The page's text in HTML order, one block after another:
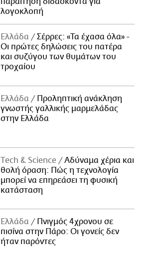
λογοκλοπή
Ελλάδα
Σέρρες: «Τα έχασα όλα» -
Οι πρώτες δηλώσεις του πατέρα
και συζύγου των θυμάτων του
τροχαίου
Ελλάδα
Προληπτική ανάκληση
γνωστής γαλλικής μαρμελάδας
στην Ελλάδα
Τech & Science
Αδύναμα χέρια και
θολή όραση: Πώς η τεχνολογία
μπορεί να επηρεάσει τη φυσική
κατάσταση
Ελλάδα
Πνιγμός 4χρονου σε
πισίνα στην Πάρο: Οι γονείς δεν
ήταν παρόντες